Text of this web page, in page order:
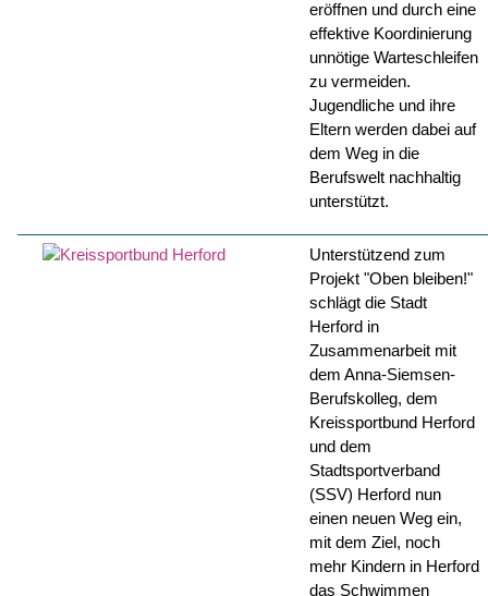
eröffnen und durch eine
effektive Koordinierung
unnötige Warteschleifen
zu vermeiden.
Jugendliche und ihre
Eltern werden dabei auf
dem Weg in die
Berufswelt nachhaltig
unterstützt.
Unterstützend zum
Projekt "Oben bleiben!"
schlägt die Stadt
Herford in
Zusammenarbeit mit
dem Anna-Siemsen-
Berufskolleg, dem
Kreissportbund Herford
und dem
Stadtsportverband
(SSV) Herford nun
einen neuen Weg ein,
mit dem Ziel, noch
mehr Kindern in Herford
das Schwimmen